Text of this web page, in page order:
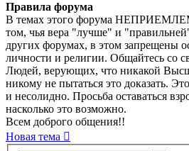
Правила форума
В темах этого форума
том, чья вера "лучше" и
других форумах, в этом запрещены
личности и религии. Общайтесь со
Людей, верующих, что никакой
никому не пытаться это доказать.
и несолидно. Просьба оставаться
насколько это возможно.
Всем доброго общения!!
Новая тема